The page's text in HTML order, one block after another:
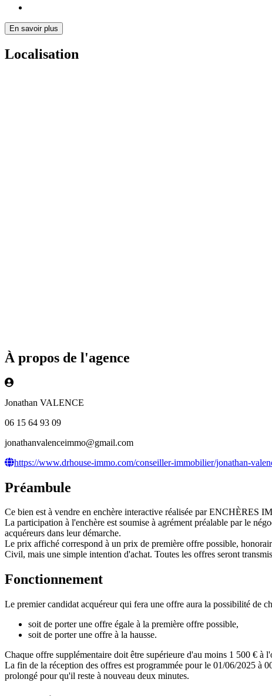
En savoir plus
Localisation
À propos de l'agence
Jonathan VALENCE
06 15 64 93 09
jonathanvalenceimmo@gmail.com
https://www.drhouse-immo.com/conseiller-immobilier/jonathan-
Préambule
Ce bien est à vendre en enchère interactive réalisée par ENCHÈRES
La participation à l'enchère est soumise à agrément préalable par le
acquéreurs dans leur démarche.
Le prix affiché correspond à un prix de première offre possible,
Civil, mais une simple intention d'achat. Toutes les offres seront
Fonctionnement
Le premier candidat acquéreur qui fera une offre aura la possibilité de
soit de porter une offre égale à la première offre possible,
soit de porter une offre à la hausse.
Chaque offre supplémentaire doit être supérieure d'au moins 1 500 € à
La fin de la réception des offres est programmée pour le 01/06/2025 à
prolongé pour qu'il reste à nouveau deux minutes.